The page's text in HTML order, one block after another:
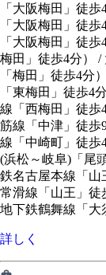
「大阪梅田」徒歩
「大阪梅田」徒歩
「大阪梅田」徒歩
梅田」徒歩4分）
/
「梅田」徒歩4分）
「東梅田」徒歩4分
線「西梅田」徒歩4
筋線「中津」徒歩9
線「中崎町」徒歩4
(浜松～岐阜)「尾
鉄名古屋本線「山
常滑線「山王」徒
地下鉄鶴舞線「大
詳しく